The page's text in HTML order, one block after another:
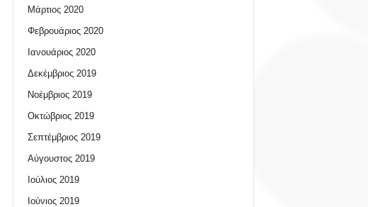
Μάρτιος 2020
Φεβρουάριος 2020
Ιανουάριος 2020
Δεκέμβριος 2019
Νοέμβριος 2019
Οκτώβριος 2019
Σεπτέμβριος 2019
Αύγουστος 2019
Ιούλιος 2019
Ιούνιος 2019